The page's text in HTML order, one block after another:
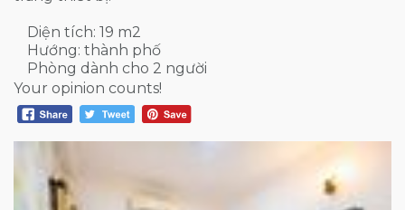
Diện tích: 19 m2
Hướng: thành phố
Phòng dành cho 2 người
Your opinion counts!